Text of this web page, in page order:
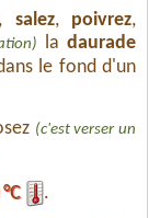
salez, poivrez,
ladaurade
le fond d'un
(c'est verser un
.